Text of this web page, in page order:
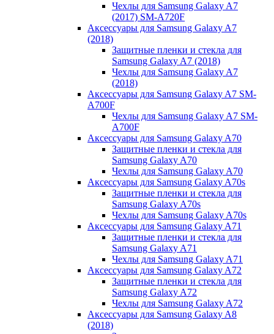
Чехлы для Samsung Galaxy A7
(2017) SM-A720F
Аксессуары для Samsung Galaxy A7
(2018)
Защитные пленки и стекла для
Samsung Galaxy A7 (2018)
Чехлы для Samsung Galaxy A7
(2018)
Аксессуары для Samsung Galaxy A7 SM-
A700F
Чехлы для Samsung Galaxy A7 SM-
A700F
Аксессуары для Samsung Galaxy A70
Защитные пленки и стекла для
Samsung Galaxy A70
Чехлы для Samsung Galaxy A70
Аксессуары для Samsung Galaxy A70s
Защитные пленки и стекла для
Samsung Galaxy A70s
Чехлы для Samsung Galaxy A70s
Аксессуары для Samsung Galaxy A71
Защитные пленки и стекла для
Samsung Galaxy A71
Чехлы для Samsung Galaxy A71
Аксессуары для Samsung Galaxy A72
Защитные пленки и стекла для
Samsung Galaxy A72
Чехлы для Samsung Galaxy A72
Аксессуары для Samsung Galaxy A8
(2018)